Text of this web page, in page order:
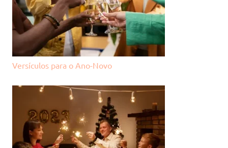
Versículos para o Ano-Novo